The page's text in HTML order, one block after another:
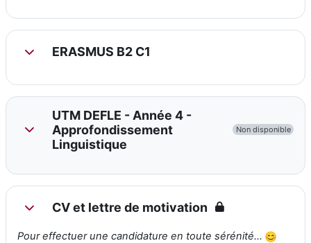
ReplierERASMUS B2 C1
Replier
UTM DEFLE - Année 4 -
Approfondissement
Linguistique
Non disponible
ReplierCV et lettre de motivation
Pour effectuer une candidature en toute sérénité...